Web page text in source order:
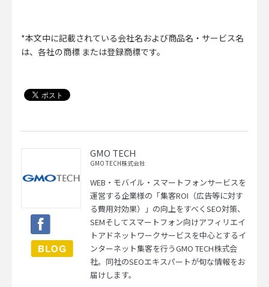
*本文中に記載されている会社名および商品名・サービス名
は、各社の商標 または登録商標です。
GMO TECH
GMO TECH株式会社
WEB・モバイル・スマートフォンサービスを
運営する企業様の「集客ROI（広告等に対す
る費用対効果）」の向上をすべくSEO対策、
SEMそしてスマートフォン向けアフィリエイ
トアドネットワークサービスを中心とするイ
ンターネット集客を行うGMO TECH株式会
社。同社のSEOエキスパートが旬な情報をお
届けします。